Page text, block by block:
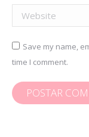
Website
Save my name,
time I comment.
POSTAR